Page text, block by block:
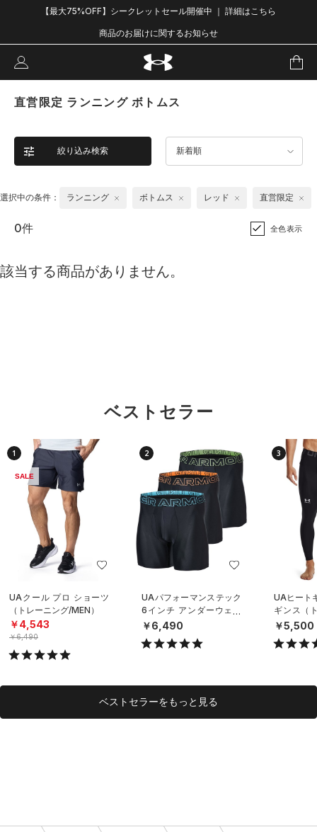
【最大75%OFF】シークレットセール開催中 ｜ 詳細はこちら
商品のお届けに関するお知らせ
直営限定 ランニング ボトムス
絞り込み検索 新着順
選択中の条件： ランニング ボトムス レッド 直営限定
0件 全色表示
該当する商品がありません。
ベストセラー
1
SALE
UAクール プロ ショーツ
（トレーニング/MEN）
￥4,543
￥6,490
2
UAパフォーマンステック
6インチ アンダーウェア
（3枚セット）（トレーニ
ング/MEN）
￥6,490
3
UAヒート
ギンス（
EN）
￥5,500
ベストセラーをもっと見る